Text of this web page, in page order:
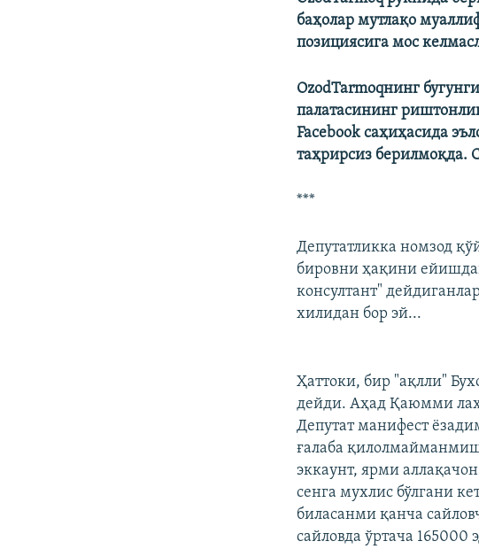
баҳолар мутлақо
позициясига мос
OzodTarmoqнинг
палатасининг
Facebook саҳиҳасида
таҳрирсиз берилмоқда.
***
Депутатликка номзод
бировни ҳақини
консултант"
хилидан бор эй...
Ҳаттоки, бир "ақлли"
дейди. Аҳад Қаюмми
Депутат манифест
ғалаба
эккаунт, ярми
сенга мухлис бўлгани
биласанми қанча
сайловда ўртача